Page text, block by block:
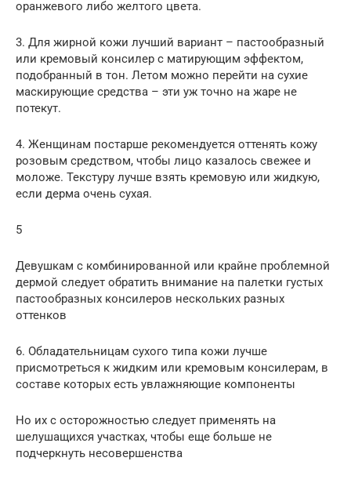
оранжевого либо желтого цвета.
3. Для жирной кожи лучший вариант – пастообразный
или кремовый консилер с матирующим эффектом,
подобранный в тон. Летом можно перейти на сухие
маскирующие средства – эти уж точно на жаре не
потекут.
4. Женщинам постарше рекомендуется оттенять кожу
розовым средством, чтобы лицо казалось свежее и
моложе. Текстуру лучше взять кремовую или жидкую,
если дерма очень сухая.
5
Девушкам с комбинированной или крайне проблемной
дермой следует обратить внимание на палетки густых
пастообразных консилеров нескольких разных
оттенков
6. Обладательницам сухого типа кожи лучше
присмотреться к жидким или кремовым консилерам, в
составе которых есть увлажняющие компоненты
Но их с осторожностью следует применять на
шелушащихся участках, чтобы еще больше не
подчеркнуть несовершенства